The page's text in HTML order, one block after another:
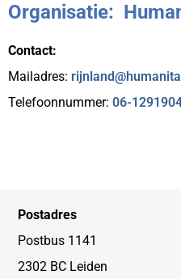
Organisatie:
Contact:
Mailadres:
Telefoonnummer: 06-
Postadres
Postbus 1141
2302 BC Leiden